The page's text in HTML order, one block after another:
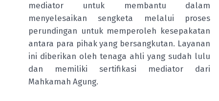
mediator untuk membantu dalam
menyelesaikan sengketa melalui proses
perundingan untuk memperoleh kesepakatan
antara para pihak yang bersangkutan. Layanan
ini diberikan oleh tenaga ahli yang sudah lulu
dan memiliki sertifikasi mediator dari
Mahkamah Agung.